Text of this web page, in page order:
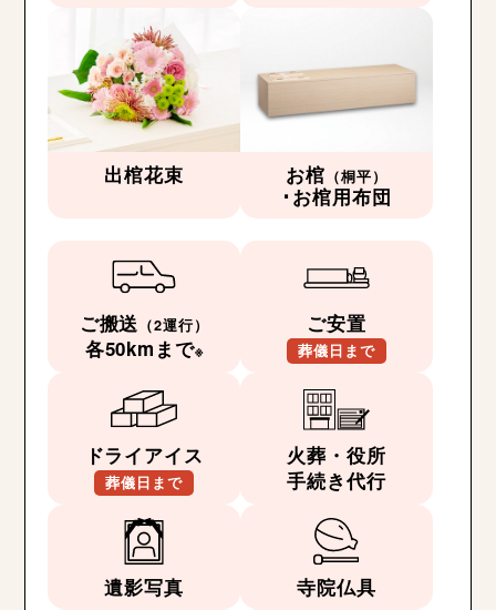
出棺花束 お棺 （桐平）
･お棺用布団
ご搬送 （2運行）
各50kmまで※
ご安置
葬儀日まで
ドライアイス
葬儀日まで
火葬・役所
手続き代行
遺影写真 寺院仏具